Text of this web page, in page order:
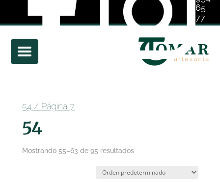
65
77
01
54/ Página 7
54
Mostrando 55–63 de 95 resultados